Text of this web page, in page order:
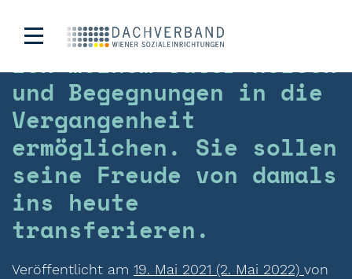
Als Angehörige möchte
ich meinem Vater Reisen
und Begegnungen in die
Vergangenheit
ermöglichen. Sie sollen
seine Freude von damals
ins heute
transferieren.
Veröffentlicht am 19. Mai 2021 (2. Mai 2022) von